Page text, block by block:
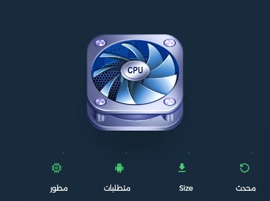
محدث Size متطلبات مطور